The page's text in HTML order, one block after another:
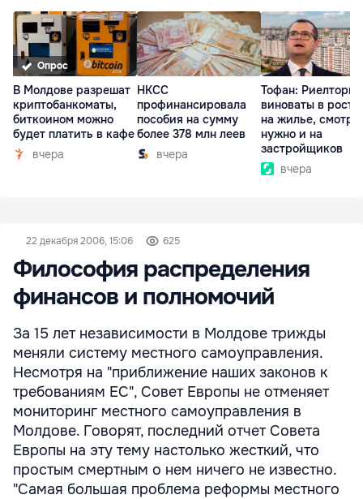
Опрос
В Молдове разрешат
криптобанкоматы,
биткоином можно
будет платить в кафе
вчера
НКСС
профинансировала
пособия на сумму
более 378 млн леев
вчера
Тофан: Риелторы
виноваты в росте
на жилье,
нужно и на
застройщиков
вчера
22 декабря 2006, 15:06 625
Философия распределения
финансов и полномочий
За 15 лет независимости в Молдове трижды
меняли систему местного самоуправления.
Несмотря на "приближение наших законов к
требованиям ЕС", Совет Европы не отменяет
мониторинг местного самоуправления в
Молдове. Говорят, последний отчет Совета
Европы на эту тему настолько жесткий, что
простым смертным о нем ничего не известно.
"Самая большая проблема реформы местного